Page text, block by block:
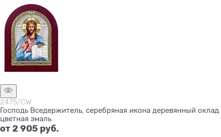
2475/CW
Господь Вседержитель, серебряная икона деревянный оклад
цветная эмаль
от2 905 руб.